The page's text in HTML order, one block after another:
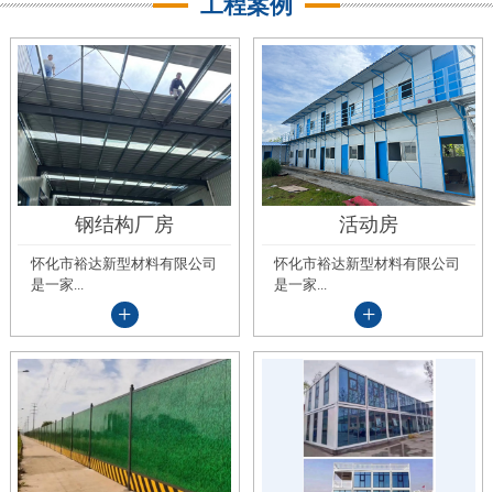
钢结构厂房
怀化市裕达新型材料有限公司
是一家...
+
活动房
怀化市裕达新型材料有限公司
是一家...
+